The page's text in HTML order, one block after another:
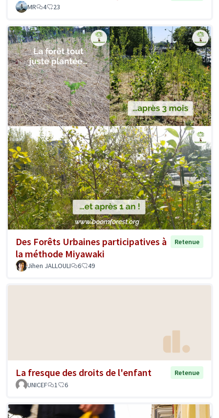
MR
4 23
Des Forêts Urbaines participatives à
la méthode Miyawaki
Retenue
Jihen JALLOULI 6 49
La fresque des droits de l'enfant
Retenue
UNICEF
1 6